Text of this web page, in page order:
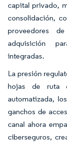
capital privado,
consolidación,
proveedores
adquisición
integradas.
La presión
hojas de ruta
automatizada,
ganchos de
canal ahora
ciberseguros,